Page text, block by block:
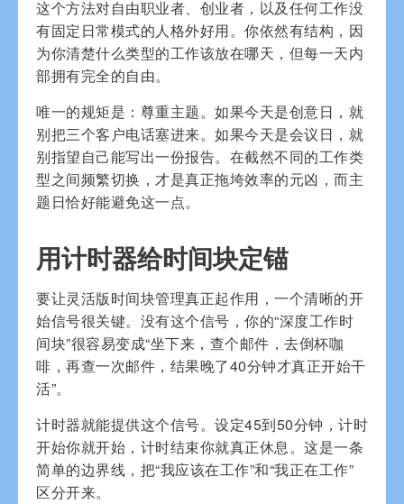
这个方法对自由职业者、创业者，以及任何工作没
有固定日常模式的人格外好用。你依然有结构，因
为你清楚什么类型的工作该放在哪天，但每一天内
部拥有完全的自由。
唯一的规矩是：尊重主题。如果今天是创意日，就
别把三个客户电话塞进来。如果今天是会议日，就
别指望自己能写出一份报告。在截然不同的工作类
型之间频繁切换，才是真正拖垮效率的元凶，而主
题日恰好能避免这一点。
用计时器给时间块定锚
要让灵活版时间块管理真正起作用，一个清晰的开
始信号很关键。没有这个信号，你的“深度工作时
间块”很容易变成“坐下来，查个邮件，去倒杯咖
啡，再查一次邮件，结果晚了40分钟才真正开始干
活”。
计时器就能提供这个信号。设定45到50分钟，计时
开始你就开始，计时结束你就真正休息。这是一条
简单的边界线，把“我应该在工作”和“我正在工作”
区分开来。